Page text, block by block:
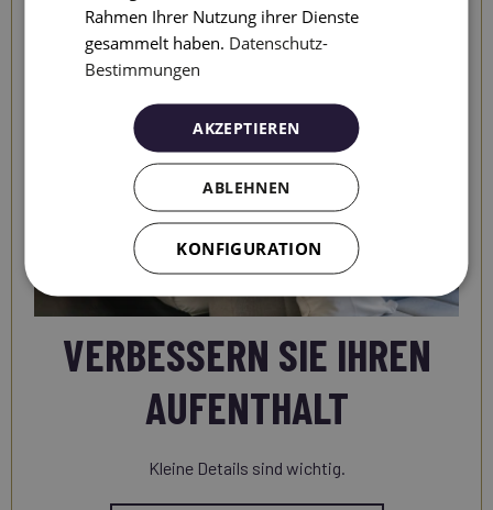
VERBESSERN SIE IHREN
AUFENTHALT
Kleine Details sind wichtig.
Rahmen Ihrer Nutzung ihrer Dienste
gesammelt haben. Datenschutz-
Bestimmungen
AKZEPTIEREN
ABLEHNEN
KONFIGURATION